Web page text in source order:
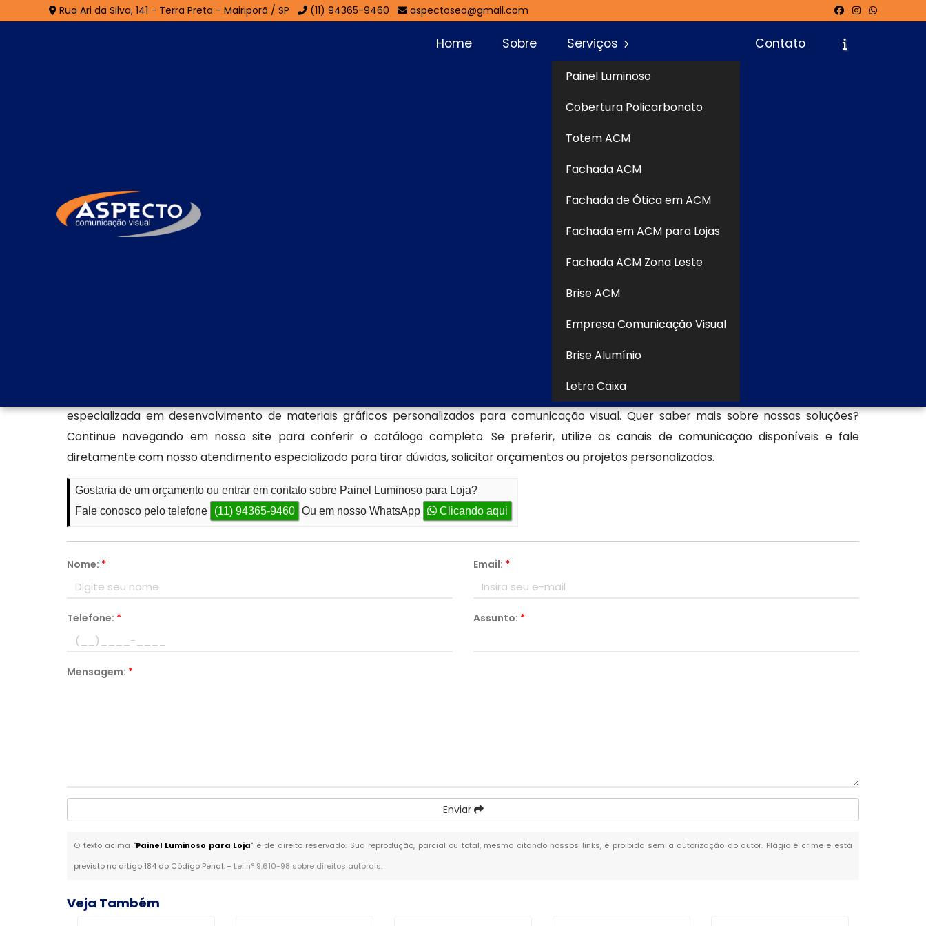
Rua Ari da Silva, 141 - Terra Preta - Mairiporã / SP (11) 94365-9460 aspectoseo@gmail.com
Home Sobre Serviços
Painel Luminoso
Cobertura Policarbonato
Totem ACM
Fachada ACM
Fachada de Ótica em ACM
Fachada em ACM para Lojas
Fachada ACM Zona Leste
Brise ACM
Empresa Comunicação Visual
Brise Alumínio
Letra Caixa
Contato
visibilidade e reforça a identidade da marca, sendo ideal para destacar o ponto de venda em
qualquer horário. Equipado com sistema de iluminação interna, geralmente em LED, ele garante
materiais como ACM, acrílico ou lona, com design personalizado conforme a proposta da loja. O
painel luminoso oferece resistência às intempéries e forte impacto visual, contribuindo para atrair
especializada e personalizada para sua empresa, encontrou o lugar certo! Seja bem-vindo a Aspecto Comunicação Visual, uma empresa
especializada em desenvolvimento de materiais gráficos personalizados para comunicação visual. Quer saber mais sobre nossas soluções?
Continue navegando em nosso site para conferir o catálogo completo. Se preferir, utilize os canais de comunicação disponíveis e fale
diretamente com nosso atendimento especializado para tirar dúvidas, solicitar orçamentos ou projetos personalizados.
Gostaria de um orçamento ou entrar em contato sobre Painel Luminoso para Loja?
Fale conosco pelo telefone
(11) 94365-9460 Ou em nosso WhatsApp Clicando aqui
Nome: * Email: *
Telefone: * Assunto: *
Mensagem: *
Enviar
O texto acima "Painel Luminoso para Loja" é de direito reservado. Sua reprodução, parcial ou total, mesmo citando nossos links, é proibida sem a autorização do autor. Plágio é crime e está
previsto no artigo 184 do Código Penal. – Lei n° 9.610-98 sobre direitos autorais.
Veja Também